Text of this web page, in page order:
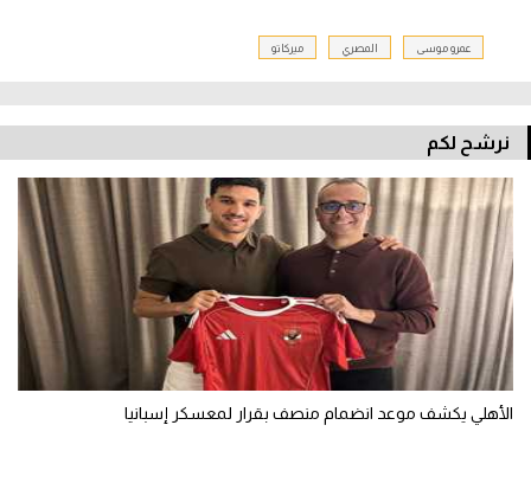
عمرو موسى المصري ميركاتو
نرشح لكم
الأهلي يكشف موعد انضمام منصف بقرار لمعسكر إسبانيا